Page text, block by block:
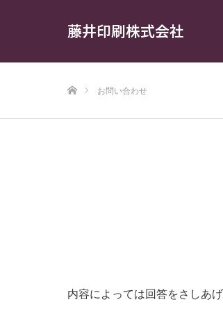
藤井印刷株式会社
お問い合わせ
内容によっては回答をさしあ